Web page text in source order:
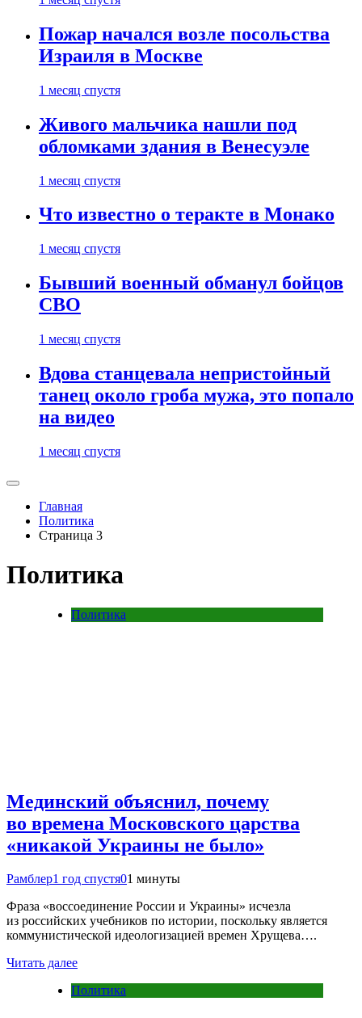
Пожар начался возле посольства
Израиля в Москве
1 месяц спустя
Живого мальчика нашли под
обломками здания в Венесуэле
1 месяц спустя
Что известно о теракте в Монако
1 месяц спустя
Бывший военный обманул бойцов
СВО
1 месяц спустя
Вдова станцевала непристойный
танец около гроба мужа, это попало
на видео
1 месяц спустя
Главная
Политика
Страница 3
Политика
Политика
Мединский объяснил, почему
во времена Московского царства
«никакой Украины не было»
Рамблер1 год спустя01 минуты
Фраза «воссоединение России и Украины» исчезла
из российских учебников по истории, поскольку является
коммунистической идеологизацией времен Хрущева….
Читать далее
Политика